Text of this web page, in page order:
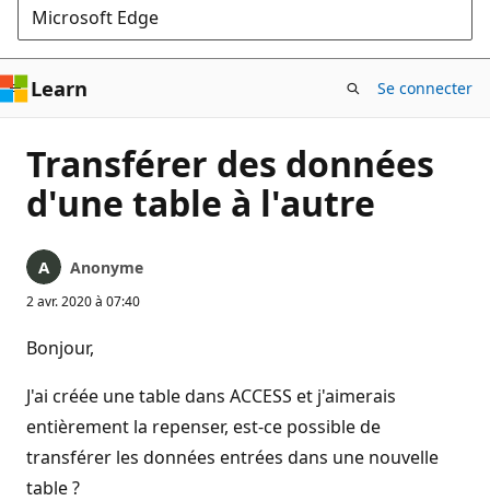
Microsoft Edge
Learn Se connecter
Transférer des données
d'une table à l'autre
Anonyme
2 avr. 2020 à 07:40
Bonjour,
J'ai créée une table dans ACCESS et j'aimerais
entièrement la repenser, est-ce possible de
transférer les données entrées dans une nouvelle
table ?